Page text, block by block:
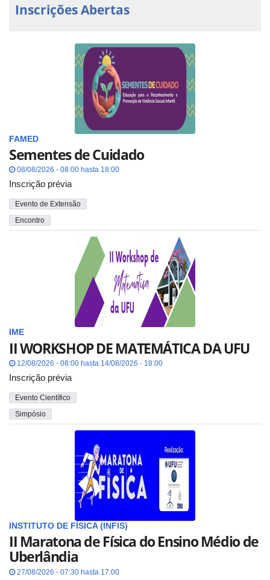
Inscrições Abertas
FAMED
Sementes de Cuidado
08/08/2026 - 08:00 hasta 18:00
Inscrição prévia
Evento de Extensão
Encontro
IME
II WORKSHOP DE MATEMÁTICA DA UFU
12/08/2026 - 08:00 hasta 14/08/2026 - 18:00
Inscrição prévia
Evento Científico
Simpósio
INSTITUTO DE FÍSICA (INFIS)
II Maratona de Física do Ensino Médio de
Uberlândia
27/08/2026 - 07:30 hasta 17:00